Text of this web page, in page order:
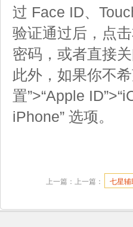
过 Face ID、
验证通过后，点
密码，或者直接
此外，如果你不
置”>“Apple
iPhone” 选项。
上一篇：上一篇： 七星辅